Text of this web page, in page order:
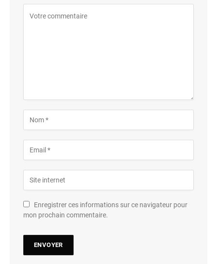
Enregistrer ces informations sur ce navigateur pour
mon prochain commentaire.